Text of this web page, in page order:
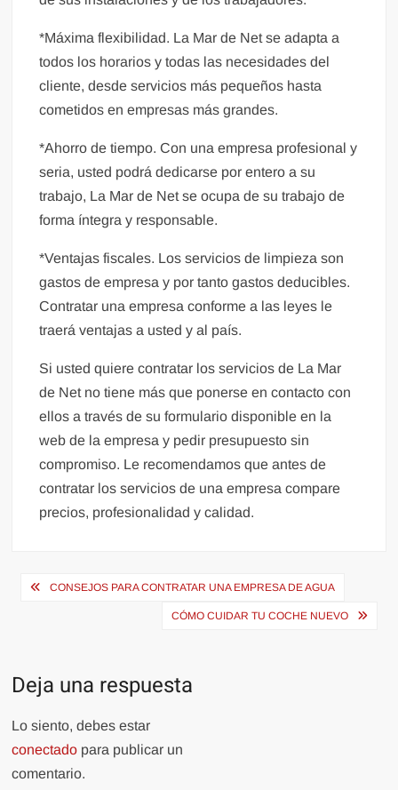
*Máxima flexibilidad. La Mar de Net se adapta a
todos los horarios y todas las necesidades del
cliente, desde servicios más pequeños hasta
cometidos en empresas más grandes.
*Ahorro de tiempo. Con una empresa profesional y
seria, usted podrá dedicarse por entero a su
trabajo, La Mar de Net se ocupa de su trabajo de
forma íntegra y responsable.
*Ventajas fiscales. Los servicios de limpieza son
gastos de empresa y por tanto gastos deducibles.
Contratar una empresa conforme a las leyes le
traerá ventajas a usted y al país.
Si usted quiere contratar los servicios de La Mar
de Net no tiene más que ponerse en contacto con
ellos a través de su formulario disponible en la
web de la empresa y pedir presupuesto sin
compromiso. Le recomendamos que antes de
contratar los servicios de una empresa compare
precios, profesionalidad y calidad.
Navegación
CONSEJOS PARA CONTRATAR UNA EMPRESA DE AGUA
CÓMO CUIDAR TU COCHE NUEVO
Deja una respuesta
Lo siento, debes estar
conectado para publicar un
comentario.